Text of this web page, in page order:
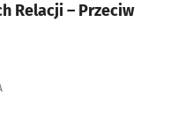
Relacji – Przeciw